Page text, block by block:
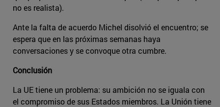
no es realista).
Ante la falta de acuerdo Michel disolvió el encuentro; se
espera que en las próximas semanas haya
conversaciones y se convoque otra cumbre.
Conclusión
La UE tiene un problema: su ambición no se iguala con
el compromiso de sus Estados miembros. La Unión tiene